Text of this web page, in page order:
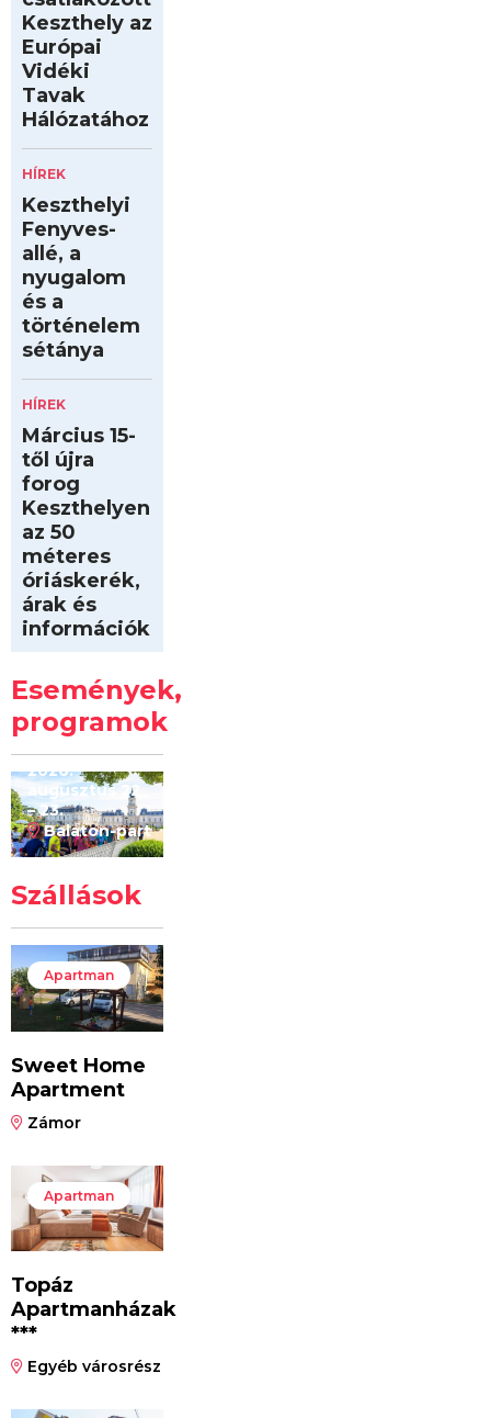
Keszthely az
Európai
Vidéki
Tavak
Hálózatához
HÍREK
Keszthelyi
Fenyves-
allé, a
nyugalom
és a
történelem
sétánya
HÍREK
Március 15-
től újra
forog
Keszthelyen
az 50
méteres
óriáskerék,
árak és
információk
Események,
programok
Kilóméterek
2026
2026.
augusztus 22
– 23.
Balaton-part
Szállások
Apartman
Sweet Home
Apartment
Zámor
Apartman
Topáz
Apartmanházak
***
Egyéb városrész